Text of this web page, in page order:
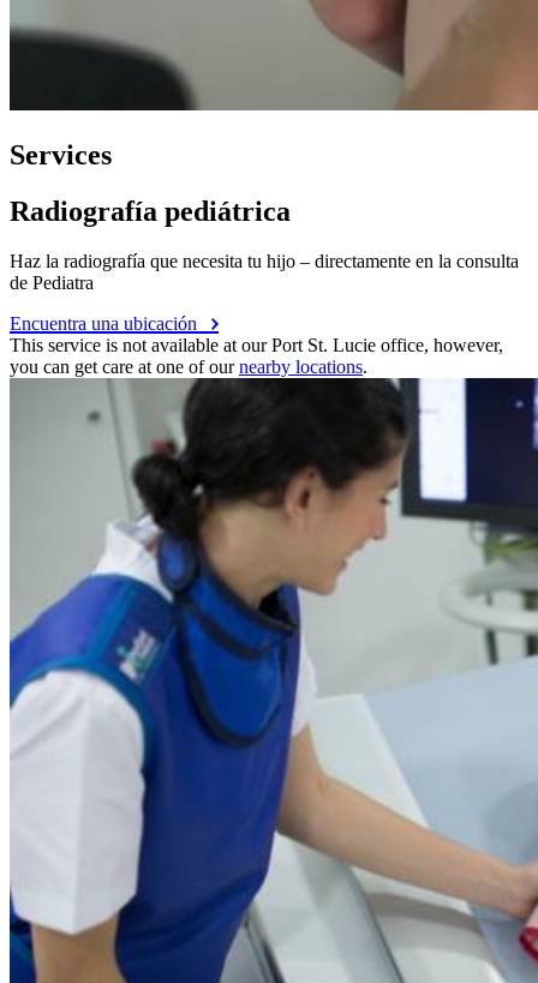
Services
Radiografía pediátrica
Haz la radiografía que necesita tu hijo – directamente en la consulta
de Pediatra
Encuentra una ubicación
This service is not available at our Port St. Lucie office, however,
you can get care at one of ournearby locations.